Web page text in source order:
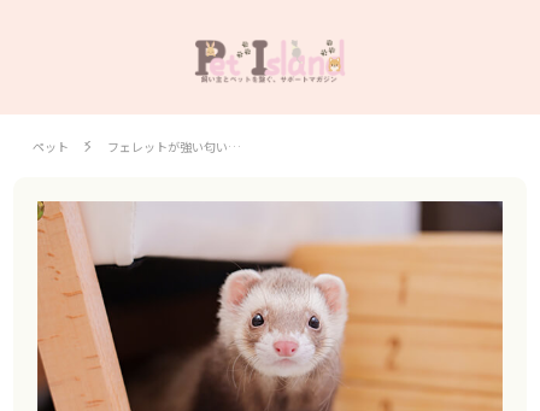
ペット フェレットが強い匂い…